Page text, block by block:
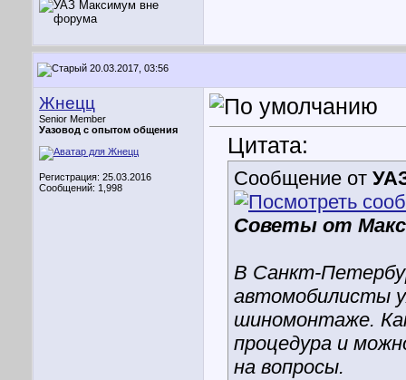
20.03.2017, 03:56
Жнецц
Senior Member
Уазовод с опытом общения
Регистрация: 25.03.2016
Сообщений: 1,998
Цитата:
Сообщение от
Советы от
В Санкт-
автомобилисты
шиномонтаже.
процедура и
на вопросы.